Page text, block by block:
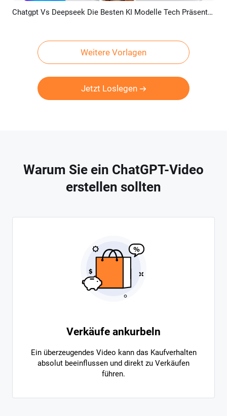
Vorschau KI Erstellen Chatgpt Vs Deepseek Die Besten KI Modelle Tech Präsentation
Weitere Vorlagen
Jetzt Loslegen
Warum Sie ein ChatGPT-Video
erstellen sollten
Verkäufe ankurbeln
Ein überzeugendes Video kann das Kaufverhalten
absolut beeinflussen und direkt zu Verkäufen
führen.